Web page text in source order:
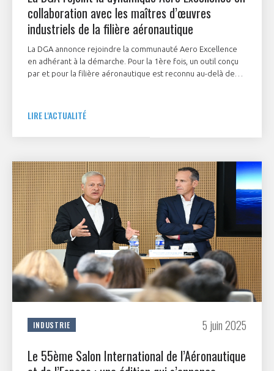
collaboration avec les maîtres d’œuvres
industriels de la filière aéronautique
La DGA annonce rejoindre la communauté Aero Excellence
en adhérant à la démarche. Pour la 1ère fois, un outil conçu
par et pour la filière aéronautique est reconnu au-delà de
LIRE L'ACTUALITÉ
INDUSTRIE 5 juin 2025
Le 55ème Salon International de l’Aéronautique